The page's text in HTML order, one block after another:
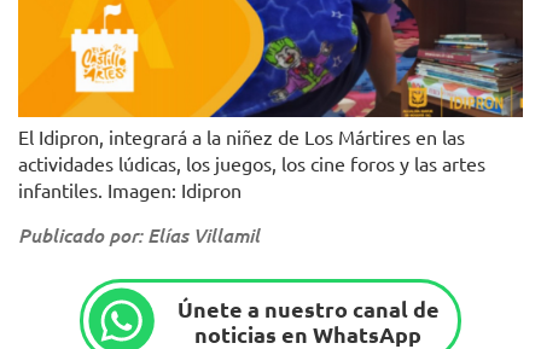
El Idipron, integrará a la niñez de Los Mártires en las
actividades lúdicas, los juegos, los cine foros y las artes
infantiles. Imagen: Idipron
Publicado por: Elías Villamil
Únete a nuestro canal de
noticias en WhatsApp